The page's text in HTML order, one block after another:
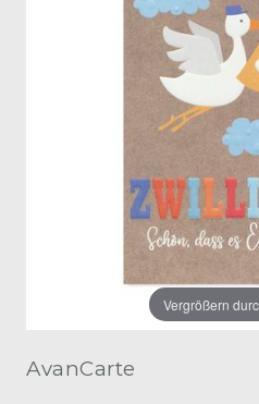
Vergrößern
AvanCarte